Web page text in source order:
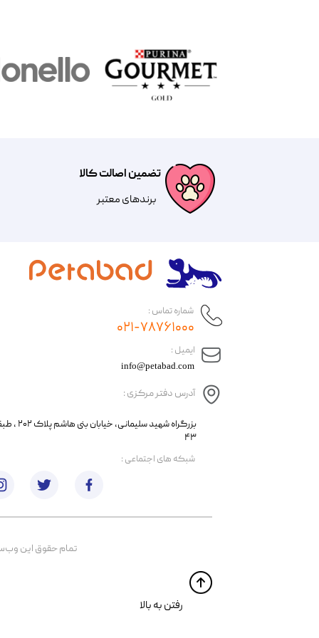
تضمین اصالت کالا
​​برندهای معتبر​​​​​​​
​ایمیل :
آدرس دفتر مرکزی :
info@petabad.com
​​بزرگراه شهید
۴۳
شماره تماس :
۰۲۱-۷۸۷۶۱۰۰۰
تمام حقوق اين
​​رفتن به بالا
​شبکه های اجتماعی :